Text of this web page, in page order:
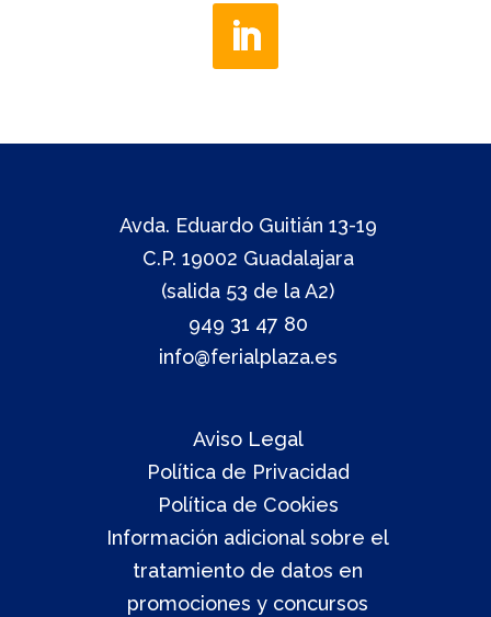
Avda. Eduardo Guitián 13-19
C.P. 19002 Guadalajara
(salida 53 de la A2)
949 31 47 80
info@ferialplaza.es
Aviso Legal
Política de Privacidad
Política de Cookies
Información adicional sobre el
tratamiento de datos en
promociones y concursos